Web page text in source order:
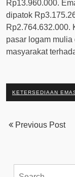
Rp13.960.000.
dipatok
Rp2.764.632.000.
pasar logam
masyarakat
KETERSEDIAAN
Previous Post